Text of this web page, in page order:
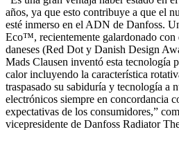
años, ya que esto contribuye a que el
esté inmerso en el ADN de Danfoss.
Eco™, recientemente galardonado con
daneses (Red Dot y Danish Design
Mads Clausen inventó esta tecnología
calor incluyendo la característica
traspasado su sabiduría y tecnología a
electrónicos siempre en concordancia
expectativas de los consumidores,”
vicepresidente de Danfoss Radiator